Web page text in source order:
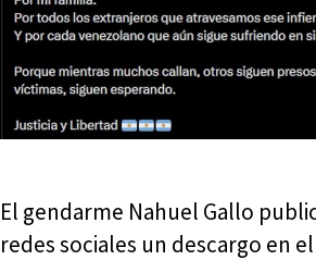
El gendarme Nahuel Gallo
redes sociales un descargo en